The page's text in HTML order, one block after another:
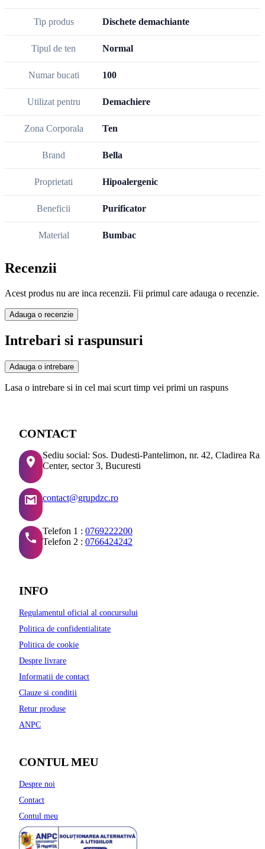
Tip produs Dischete demachiante
Tipul de ten Normal
Numar bucati 100
Utilizat pentru Demachiere
Zona Corporala Ten
Brand Bella
Proprietati Hipoalergenic
Beneficii Purificator
Material Bumbac
Recenzii
Acest produs nu are inca recenzii. Fii primul care adauga o recenzie.
Adauga o recenzie
Intrebari si raspunsuri
Adauga o intrebare
Lasa o intrebare si in cel mai scurt timp vei primi un raspuns
CONTACT
Sediu social: Sos. Dudesti-Pantelimon, nr. 42, Cladirea
Center, sector 3, Bucuresti
contact@grupdzc.ro
Telefon 1 : 0769222200
Telefon 2 : 0766424242
INFO
Regulamentul oficial al concursului
Politica de confidentialitate
Politica de cookie
Despre livrare
Informatii de contact
Clauze si conditii
Retur produse
ANPC
CONTUL MEU
Despre noi
Contact
Contul meu